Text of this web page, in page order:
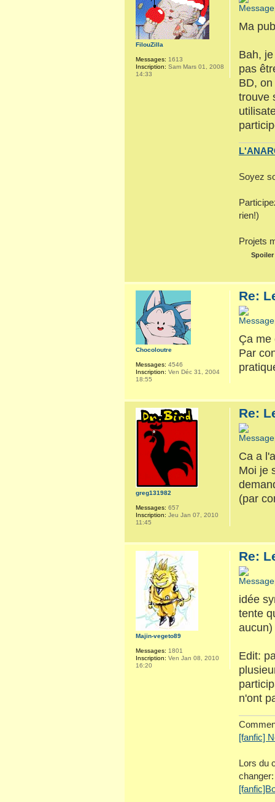
Ma
Bah,
pas
BD,
trouve
Soyez
rien!)
Projets
Spoiler
FilouZilla
Messages: 1613
Inscription: Sam Mars 01, 2008
14:33
Re:
Ça
Par
Chocoloutre
Messages: 4546
Inscription: Ven Déc 31, 2004
18:55
Re:
Ca a
Moi je
(par
greg131982
Messages: 657
Inscription: Jeu Jan 07, 2010
11:45
Re:
idée
tente
aucun)
Edit:
n'ont
[fanfic]
Lors du
changer:
Majin-vegeto89
Messages: 1801
Inscription: Ven Jan 08, 2010
16:20